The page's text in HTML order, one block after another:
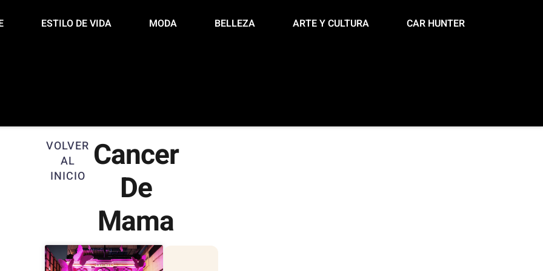
ESTILO DE VIDA MODA BELLEZA ARTE Y CULTURA CAR HUNTER
VOLVER
AL
INICIO
Cancer
De
Mama